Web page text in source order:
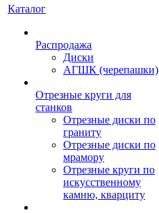
Каталог
Распродажа
Диски
АГШК (черепашки)
Отрезные круги для
станков
Отрезные диски по
граниту
Отрезные диски по
мрамору
Отрезные круги по
искусственному
камню, кварциту